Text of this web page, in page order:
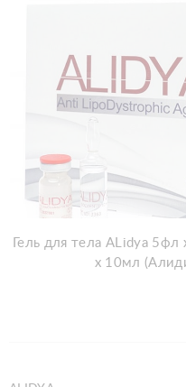
Гель для тела ALidya
х 10мл